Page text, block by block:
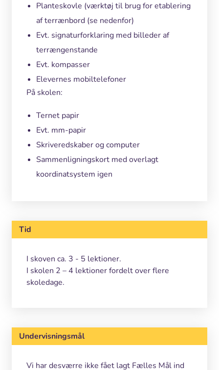
Planteskovle (værktøj til brug for etablering
af terrænbord (se nedenfor)
Evt. signaturforklaring med billeder af
terrængenstande
Evt. kompasser
Elevernes mobiltelefoner
På skolen:
Ternet papir
Evt. mm-papir
Skriveredskaber og computer
Sammenligningskort med overlagt
koordinatsystem igen
Tid
I skoven ca. 3 - 5 lektioner.
I skolen 2 – 4 lektioner fordelt over flere
skoledage.
Undervisningsmål
Vi har desværre ikke fået lagt Fælles Mål ind